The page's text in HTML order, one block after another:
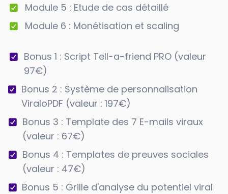
Module 5 : Etude de cas détaillé
Module 6 : Monétisation et scaling
Bonus 1 : Script Tell-a-friend PRO (valeur
97€)
Bonus 2 : Système de personnalisation
ViraloPDF (valeur : 197€)
Bonus 3 : Template des 7 E-mails viraux
(valeur : 67€)
Bonus 4 : Templates de preuves sociales
(valeur : 47€)
Bonus 5 : Grille d'analyse du potentiel viral